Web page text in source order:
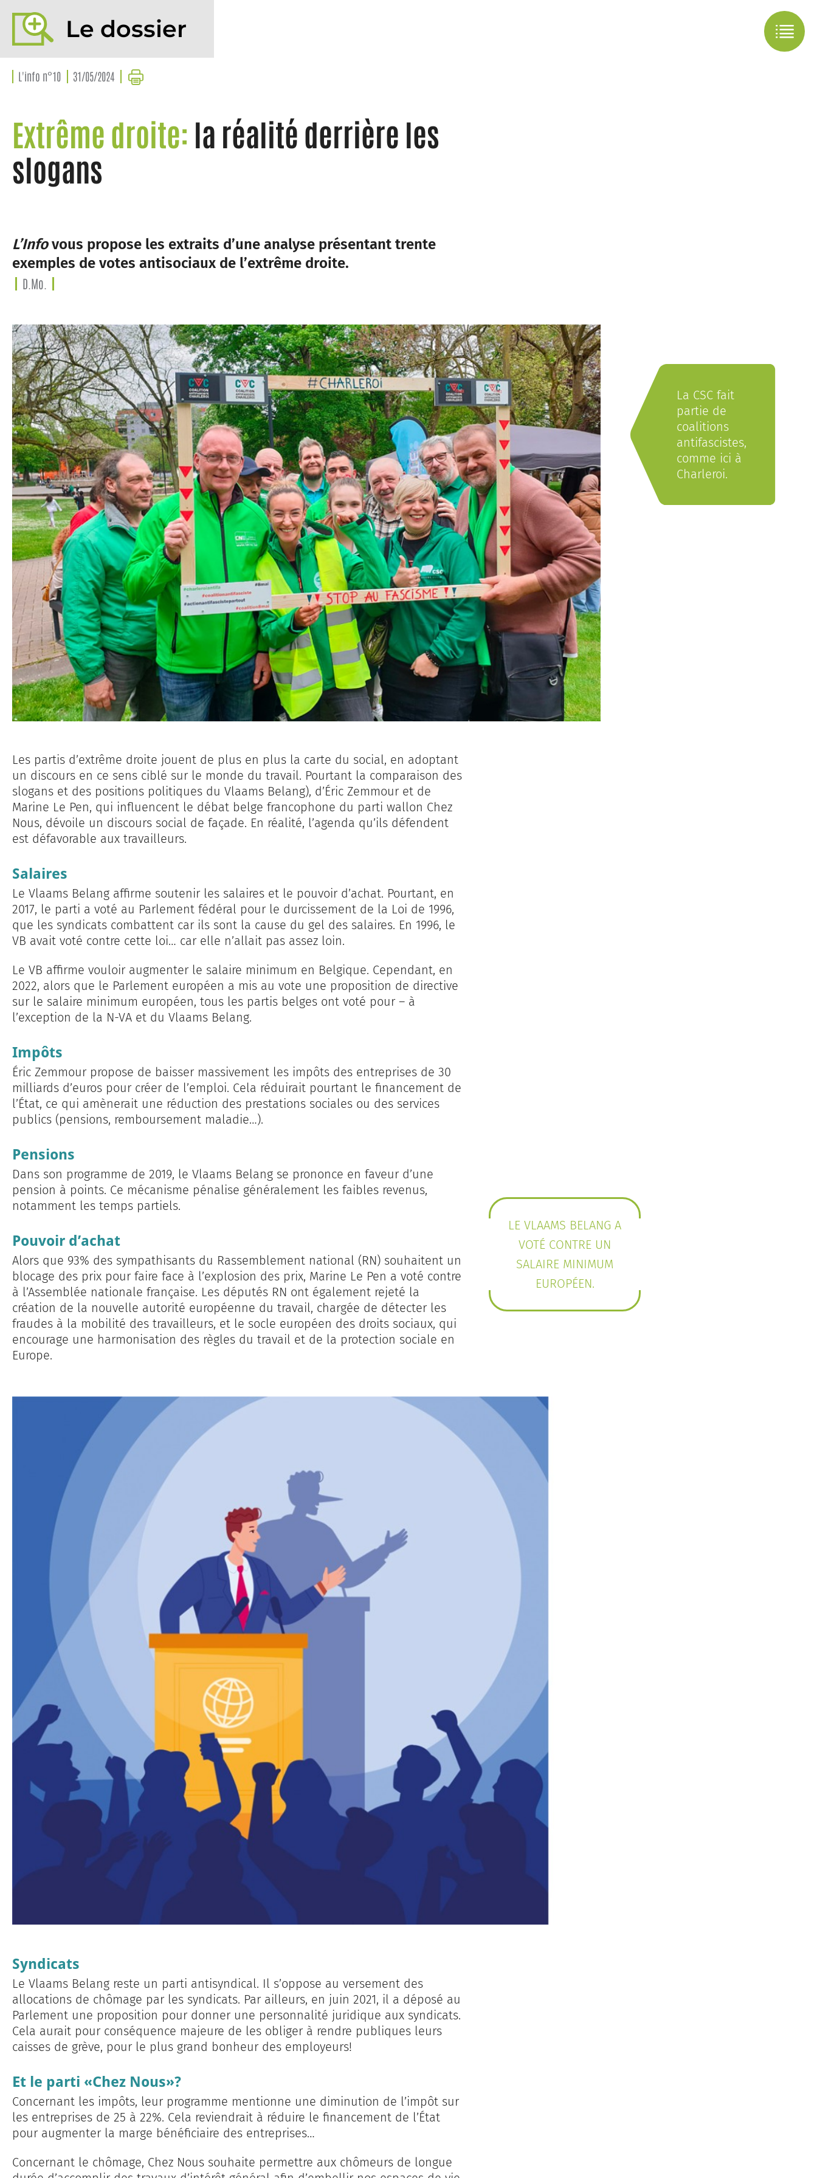
Le dossier
L'info n°10 31/05/2024
Extrême droite: la réalité derrière les
slogans
L’Infovous propose les extraits d’une analyse présentant trente
exemples de votes antisociaux de l’extrême droite.
D.Mo.
La CSC fait
partie de
coalitions
antifascistes,
comme ici à
Charleroi.
Les partis d’extrême droite jouent de plus en plus la carte du social, en adoptant
un discours en ce sens ciblé sur le monde du travail. Pourtant la comparaison des
slogans et des positions politiques du Vlaams Belang), d’Éric Zemmour et de
Marine Le Pen, qui influencent le débat belge francophone du parti wallon Chez
Nous, dévoile un discours social de façade. En réalité, l’agenda qu’ils défendent
est défavorable aux travailleurs.
Salaires
Le Vlaams Belang affirme soutenir les salaires et le pouvoir d’achat. Pourtant, en
2017, le parti a voté au Parlement fédéral pour le durcissement de la Loi de 1996,
que les syndicats combattent car ils sont la cause du gel des salaires. En 1996, le
VB avait voté contre cette loi… car elle n’allait pas assez loin.
Le VB affirme vouloir augmenter le salaire minimum en Belgique. Cependant, en
2022, alors que le Parlement européen a mis au vote une proposition de directive
sur le salaire minimum européen, tous les partis belges ont voté pour – à
l’exception de la N-VA et du Vlaams Belang.
Impôts
Éric Zemmour propose de baisser massivement les impôts des entreprises de 30
milliards d’euros pour créer de l’emploi. Cela réduirait pourtant le financement de
l’État, ce qui amènerait une réduction des prestations sociales ou des services
publics (pensions, remboursement maladie…).
Pensions
Dans son programme de 2019, le Vlaams Belang se prononce en faveur d’une
pension à points. Ce mécanisme pénalise généralement les faibles revenus,
notamment les temps partiels.
Pouvoir d’achat
Alors que 93% des sympathisants du Rassemblement national (RN) souhaitent un
blocage des prix pour faire face à l’explosion des prix, Marine Le Pen a voté contre
à l’Assemblée nationale française. Les députés RN ont également rejeté la
création de la nouvelle autorité européenne du travail, chargée de détecter les
fraudes à la mobilité des travailleurs, et le socle européen des droits sociaux, qui
encourage une harmonisation des règles du travail et de la protection sociale en
Europe.
LE VLAAMS BELANG A
VOTÉ CONTRE UN
SALAIRE MINIMUM
EUROPÉEN.
Syndicats
Le Vlaams Belang reste un parti antisyndical. Il s’oppose au versement des
allocations de chômage par les syndicats. Par ailleurs, en juin 2021, il a déposé au
Parlement une proposition pour donner une personnalité juridique aux syndicats.
Cela aurait pour conséquence majeure de les obliger à rendre publiques leurs
caisses de grève, pour le plus grand bonheur des employeurs!
Et le parti «Chez Nous»?
Concernant les impôts, leur programme mentionne une diminution de l’impôt sur
les entreprises de 25 à 22%. Cela reviendrait à réduire le financement de l’État
pour augmenter la marge bénéficiaire des entreprises…
Concernant le chômage, Chez Nous souhaite permettre aux chômeurs de longue